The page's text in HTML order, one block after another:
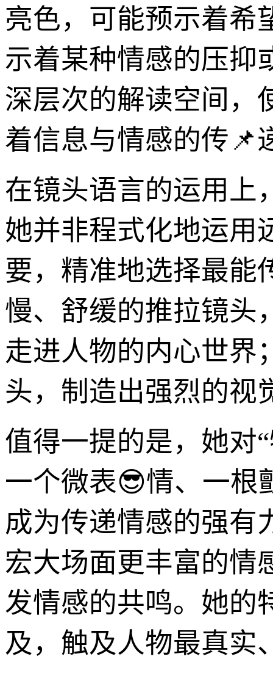
亮色，可能预示着希
示着某种情感的压抑
深层次的解读空间，
着信息与情感的传📌
在镜头语言的运用上
她并非程式化地运用
要，精准地选择最能
慢、舒缓的推拉镜头
走进人物的内心世界
头，制造出强烈的视
值得一提的是，她对
一个微表😎情、一根
成为传递情感的强有
宏大场面更丰富的情
发情感的共鸣。她的
及，触及人物最真实